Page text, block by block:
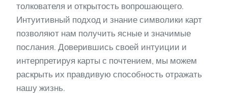
толкователя и открытость вопрошающего.
Интуитивный подход и знание символики карт
позволяют нам получить ясные и значимые
послания. Доверившись своей интуиции и
интерпретируя карты с почтением, мы можем
раскрыть их правдивую способность отражать
нашу жизнь.